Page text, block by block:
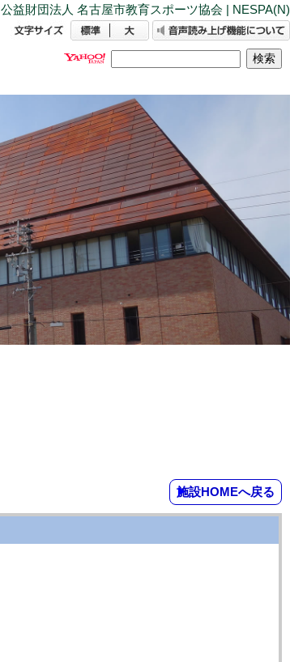
公益財団法人 名古屋市教育スポーツ協会 | NESPA(N)
施設HOMEへ戻る